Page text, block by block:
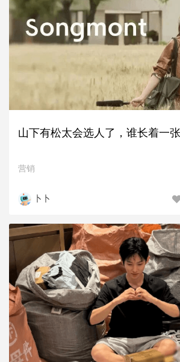
山下有松太会选人了，谁长着一
营销
卜卜